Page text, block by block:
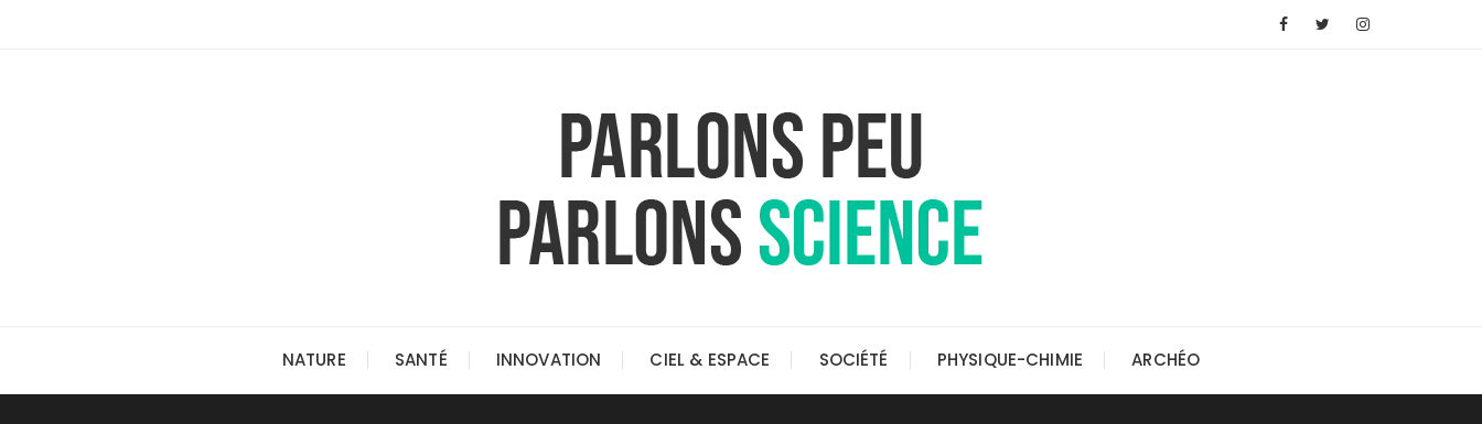
NATURE SANTÉ INNOVATION CIEL & ESPACE SOCIÉTÉ PHYSIQUE-CHIMIE ARCHÉO